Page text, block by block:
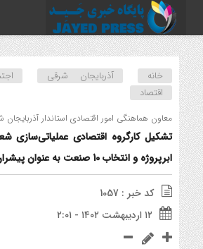
خانه آذربایجان شرقی
اقتصاد
معاون هماهنگی امور اقتصادی استاندار آذربایجان
ابرپروژه و انتخاب 10 صنعت به عنوان پیشران اقتصاد استان
کد خبر : 1057
۱۲ اردیبهشت ۱۴۰۲ - ۲:۰۱